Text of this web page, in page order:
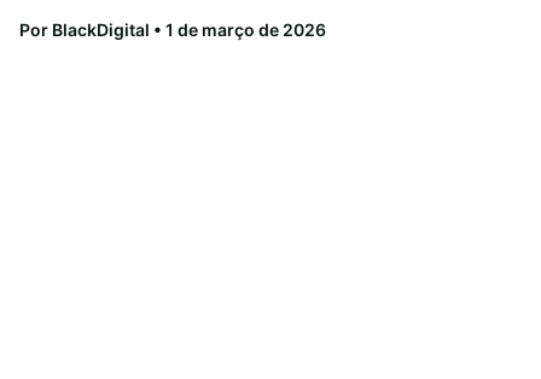
Por BlackDigital • 1 de março de 2026